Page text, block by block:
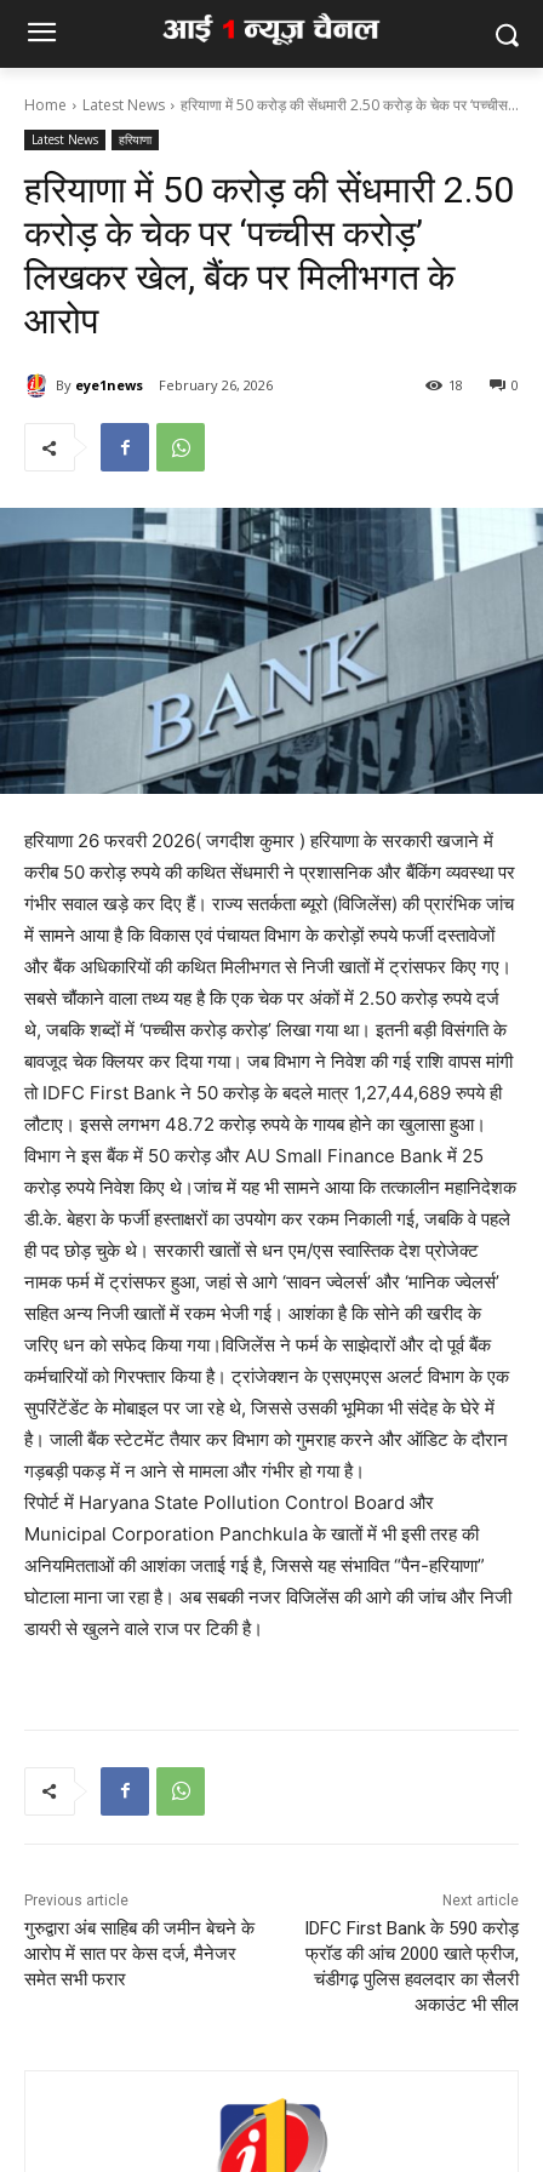
Home Latest News हरियाणा में 50 करोड़ की सेंधमारी 2.50 करोड़ के चेक पर ‘पच्चीस...
Latest News हरियाणा
हरियाणा में 50 करोड़ की सेंधमारी 2.50
करोड़ के चेक पर ‘पच्चीस करोड़’
लिखकर खेल, बैंक पर मिलीभगत के
आरोप
By eye1news February 26, 2026 0
18
हरियाणा 26 फरवरी 2026( जगदीश कुमार ) हरियाणा के सरकारी खजाने में
करीब 50 करोड़ रुपये की कथित सेंधमारी ने प्रशासनिक और बैंकिंग व्यवस्था पर
गंभीर सवाल खड़े कर दिए हैं। राज्य सतर्कता ब्यूरो (विजिलेंस) की प्रारंभिक जांच
में सामने आया है कि विकास एवं पंचायत विभाग के करोड़ों रुपये फर्जी दस्तावेजों
और बैंक अधिकारियों की कथित मिलीभगत से निजी खातों में ट्रांसफर किए गए।
सबसे चौंकाने वाला तथ्य यह है कि एक चेक पर अंकों में 2.50 करोड़ रुपये दर्ज
थे, जबकि शब्दों में ‘पच्चीस करोड़ करोड़’ लिखा गया था। इतनी बड़ी विसंगति के
बावजूद चेक क्लियर कर दिया गया। जब विभाग ने निवेश की गई राशि वापस मांगी
तो IDFC First Bank ने 50 करोड़ के बदले मात्र 1,27,44,689 रुपये ही
लौटाए। इससे लगभग 48.72 करोड़ रुपये के गायब होने का खुलासा हुआ।
विभाग ने इस बैंक में 50 करोड़ और AU Small Finance Bank में 25
करोड़ रुपये निवेश किए थे।जांच में यह भी सामने आया कि तत्कालीन महानिदेशक
डी.के. बेहरा के फर्जी हस्ताक्षरों का उपयोग कर रकम निकाली गई, जबकि वे पहले
ही पद छोड़ चुके थे। सरकारी खातों से धन एम/एस स्वास्तिक देश प्रोजेक्ट
नामक फर्म में ट्रांसफर हुआ, जहां से आगे ‘सावन ज्वेलर्स’ और ‘मानिक ज्वेलर्स’
सहित अन्य निजी खातों में रकम भेजी गई। आशंका है कि सोने की खरीद के
जरिए धन को सफेद किया गया।विजिलेंस ने फर्म के साझेदारों और दो पूर्व बैंक
कर्मचारियों को गिरफ्तार किया है। ट्रांजेक्शन के एसएमएस अलर्ट विभाग के एक
सुपरिंटेंडेंट के मोबाइल पर जा रहे थे, जिससे उसकी भूमिका भी संदेह के घेरे में
है। जाली बैंक स्टेटमेंट तैयार कर विभाग को गुमराह करने और ऑडिट के दौरान
गड़बड़ी पकड़ में न आने से मामला और गंभीर हो गया है।
रिपोर्ट में Haryana State Pollution Control Board और
Municipal Corporation Panchkula के खातों में भी इसी तरह की
अनियमितताओं की आशंका जताई गई है, जिससे यह संभावित “पैन-हरियाणा”
घोटाला माना जा रहा है। अब सबकी नजर विजिलेंस की आगे की जांच और निजी
डायरी से खुलने वाले राज पर टिकी है।
Previous article
गुरुद्वारा अंब साहिब की जमीन बेचने के
आरोप में सात पर केस दर्ज, मैनेजर
समेत सभी फरार
Next article
IDFC First Bank के 590 करोड़
फ्रॉड की आंच 2000 खाते फ्रीज,
चंडीगढ़ पुलिस हवलदार का सैलरी
अकाउंट भी सील